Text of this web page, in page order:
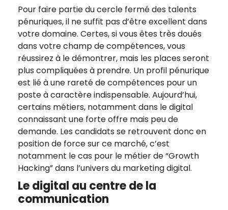
Pour faire partie du cercle fermé des talents
pénuriques, il ne suffit pas d’être excellent dans
votre domaine. Certes, si vous êtes très doués
dans votre champ de compétences, vous
réussirez à le démontrer, mais les places seront
plus compliquées à prendre. Un profil pénurique
est lié à une rareté de compétences pour un
poste à caractère indispensable. Aujourd’hui,
certains métiers, notamment dans le digital
connaissant une forte offre mais peu de
demande. Les candidats se retrouvent donc en
position de force sur ce marché, c’est
notamment le cas pour le métier de “Growth
Hacking” dans l’univers du marketing digital.
Le digital au centre de la
communication